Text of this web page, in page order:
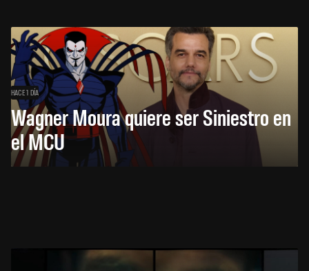
HACE 1 DÍA
Wagner Moura quiere ser Siniestro en
el MCU